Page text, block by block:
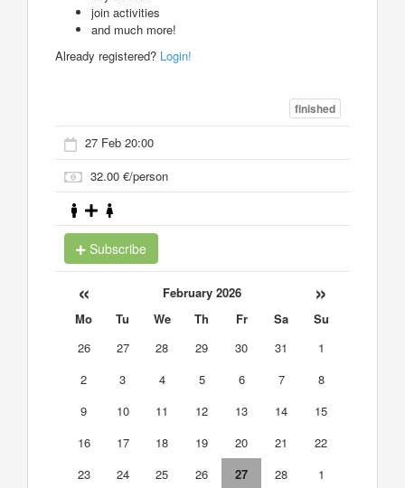
join activities
and much more!
Already registered? Login!
finished
27 Feb 20:00
32.00 €/person
Subscribe
« February 2026 »
Mo Tu We Th Fr Sa
Su
26
27 28 29 30 31
1
2
3 4 5 6 7
8
9
10 11 12 13 14
15
16
17 18 19 20 21
22
23
24 25 26 27 28
1